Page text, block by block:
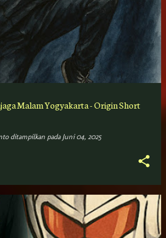
Malam Yogyakarta - Origin Short
ditampilkan pada Juni 04, 2025